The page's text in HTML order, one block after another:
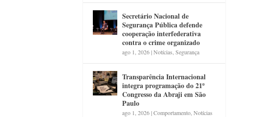
Secretário Nacional de
Segurança Pública defende
cooperação interfederativa
contra o crime organizado
ago 1, 2026|Notícias ,Segurança
Transparência Internacional
integra programação do 21º
Congresso da Abraji em São
Paulo
ago 1, 2026|Comportamento ,Notícias